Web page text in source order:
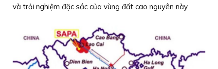
và trải nghiệm đặc sắc của vùng đất cao nguyên này.